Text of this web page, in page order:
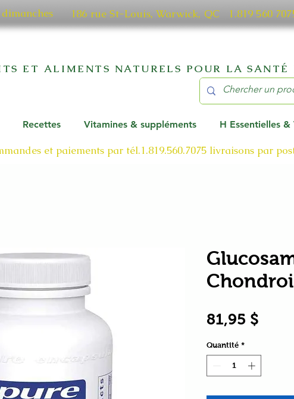
186 rue St-Louis, Warwick, QC​ 1.819 560
ET ALIMENTS NATURELS POUR LA
Recettes Vitamines & suppléments H Essentielles &
et paiements par tél.1.819.560.7075 livraisons par
81,95 $
Quantité *